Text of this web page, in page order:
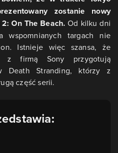
zostanie nowy
On The Beach.Od kilku dni
wspomnianych targach nie
Istnieje więc szansa, że
z firmą Sony przygotują
Death Stranding, którzy z
część serii.